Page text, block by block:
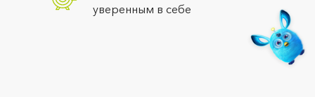
уверенным в себе